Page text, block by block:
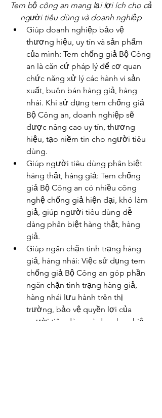
Tem bộ công an mang lại lợi ích cho cả
người tiêu dùng và doanh nghiệp
Giúp doanh nghiệp bảo vệ
thương hiệu, uy tín và sản phẩm
của mình: Tem chống giả Bộ Công
an là căn cứ pháp lý để cơ quan
chức năng xử lý các hành vi sản
xuất, buôn bán hàng giả, hàng
nhái. Khi sử dụng tem chống giả
Bộ Công an, doanh nghiệp sẽ
được nâng cao uy tín, thương
hiệu, tạo niềm tin cho người tiêu
dùng.
Giúp người tiêu dùng phân biệt
hàng thật, hàng giả: Tem chống
giả Bộ Công an có nhiều công
nghệ chống giả hiện đại, khó làm
giả, giúp người tiêu dùng dễ
dàng phân biệt hàng thật, hàng
giả.
Giúp ngăn chặn tình trạng hàng
giả, hàng nhái: Việc sử dụng tem
chống giả Bộ Công an góp phần
ngăn chặn tình trạng hàng giả,
hàng nhái lưu hành trên thị
trường, bảo vệ quyền lợi của
người tiêu dùng và doanh nghiệp